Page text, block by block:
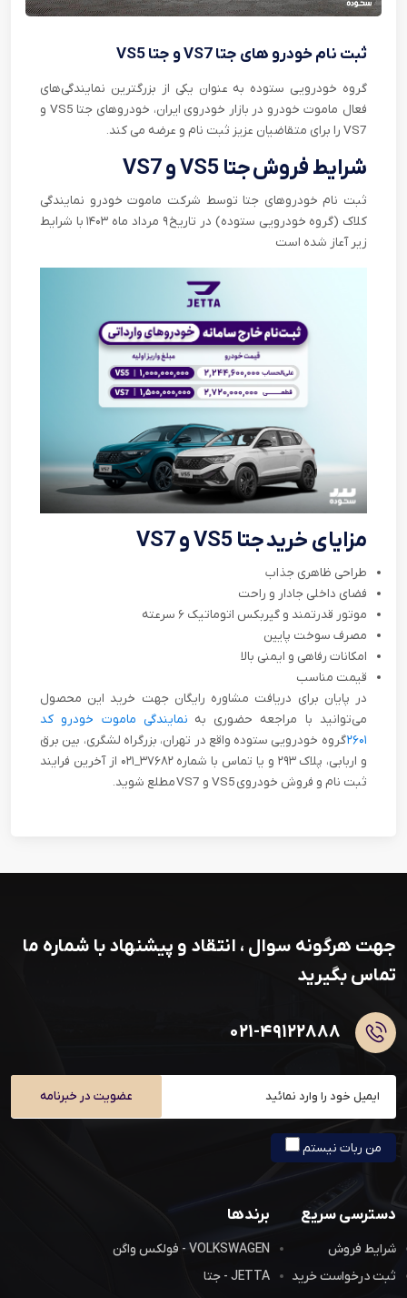
ثبت نام خودرو های جتا VS7 و جتا VS5
گروه خودرویی ستوده به عنوان یکی از بزرگترین نمایندگی‌های
فعال ماموت خودرو در بازار خودروی ایران، خودروهای جتا VS5 و
VS7 را برای متقاضیان عزیز ثبت نام و عرضه می کند.
شرایط فروش جتا VS5 و VS7
ثبت نام خودروهای جتا توسط شرکت ماموت خودرو نمایندگی
کلاک (گروه خودرویی ستوده) در تاریخ۹ مرداد ماه ۱۴۰۳با شرایط
زیر آعاز شده است
مزایای خرید جتا VS5 و VS7
طراحی ظاهری جذاب
فضای داخلی جادار و راحت
موتور قدرتمند و گیربکس اتوماتیک ۶ سرعته
مصرف سوخت پایین
امکانات رفاهی و ایمنی بالا
قیمت مناسب
در پایان برای دریافت مشاوره رایگان جهت خرید این محصول
می‌توانید با مراجعه حضوری به نمایندگی ماموت خودرو کد
۲۶۰۱گروه خودرویی ستوده واقع در تهران، بزرگراه لشگری، بین برق
و اربابی، پلاک ۲۹۳ و یا تماس با شماره ۳۷۶۸۲_۰۲۱ از آخرین فرایند
ثبت نام و فروش خودروی VS5 و VS7 مطلع شوید.
جهت هرگونه سوال ، انتقاد و پیشنهاد با شماره ما
تماس بگیرید
۰۲۱-۴۹۱۲۲۸۸۸
عضویت در خبرنامه
من ربات نیستم
دسترسی سریع
شرایط فروش
ثبت درخواست خرید
برندها
VOLKSWAGEN - فولکس واگن
JETTA - جتا